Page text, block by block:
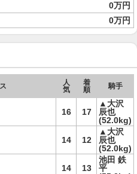
0万円
0万円
人
気
着
順
騎手
16 17
▲大沢
辰也
(52.0kg)
14 12
▲大沢
辰也
(52.0kg)
14 13
池田 鉄
平